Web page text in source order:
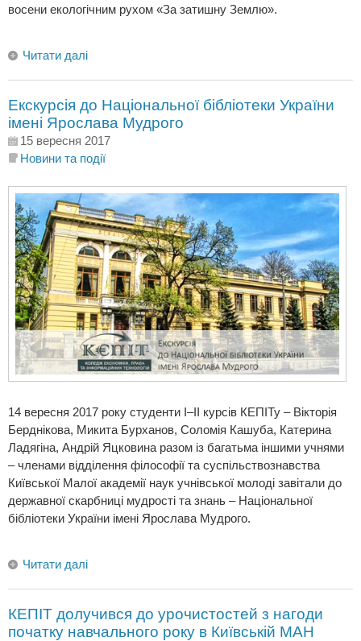
восени екологічним рухом «За затишну Землю».
Читати далі
Екскурсія до Національної бібліотеки України
імені Ярослава Мудрого
15 вересня 2017
Новини та події
14 вересня 2017 року студенти I–II курсів КЕПІТу – Вікторія
Берднікова, Микита Бурханов, Соломія Кашуба, Катерина
Ладягіна, Андрій Яцковина разом із багатьма іншими учнями
– членами відділення філософії та суспільствознавства
Київської Малої академії наук учнівської молоді завітали до
державної скарбниці мудрості та знань – Національної
бібліотеки України імені Ярослава Мудрого.
Читати далі
КЕПІТ долучився до урочистостей з нагоди
початку навчального року в Київській МАН